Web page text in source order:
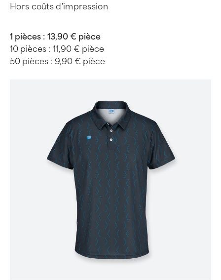
Hors coûts d'impression
1 pièces : 13,90 € pièce
10 pièces : 11,90 € pièce
50 pièces : 9,90 € pièce